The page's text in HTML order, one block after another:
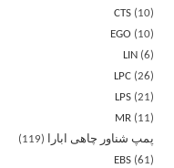
CTS
10
EGO
10
LIN
6
LPC 26
LPS 21
MR
11
پمپ شناور چاهی ابارا
119
EBS 61